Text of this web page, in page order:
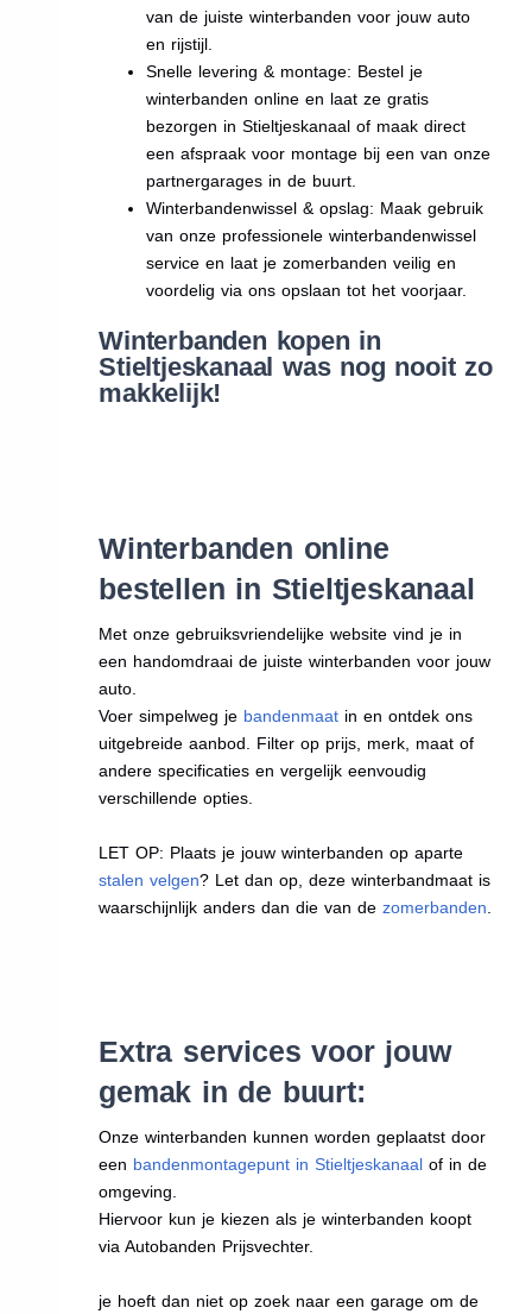
van de juiste winterbanden voor jouw auto
en rijstijl.
Snelle levering & montage: Bestel je
winterbanden online en laat ze gratis
bezorgen in Stieltjeskanaal of maak direct
een afspraak voor montage bij een van onze
partnergarages in de buurt.
Winterbandenwissel & opslag: Maak gebruik
van onze professionele winterbandenwissel
service en laat je zomerbanden veilig en
voordelig via ons opslaan tot het voorjaar.
Winterbanden kopen in
Stieltjeskanaal was nog nooit zo
makkelijk!
Winterbanden online
bestellen in Stieltjeskanaal
Met onze gebruiksvriendelijke website vind je in
een handomdraai de juiste winterbanden voor jouw
auto.
Voer simpelweg je bandenmaat in en ontdek ons
uitgebreide aanbod. Filter op prijs, merk, maat of
andere specificaties en vergelijk eenvoudig
verschillende opties.
LET OP: Plaats je jouw winterbanden op aparte
stalen velgen? Let dan op, deze winterbandmaat is
waarschijnlijk anders dan die van dezomerbanden
Extra services voor jouw
gemak in de buurt:
Onze winterbanden kunnen worden geplaatst door
een bandenmontagepunt in Stieltjeskanaal of in de
omgeving.
Hiervoor kun je kiezen als je winterbanden koopt
via Autobanden Prijsvechter.
je hoeft dan niet op zoek naar een garage om de